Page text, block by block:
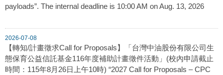
payloads”. The internal deadline is 10:00 AM on Aug. 13, 2026
2026-07-08
【轉知/計畫徵求Call for Proposals】「台灣中油股份有限公司生
態保育公益信託基金116年度補助計畫徵件活動」(校內申請截止
時間：115年8月26日上午10時) “2027 Call for Proposals – CPC